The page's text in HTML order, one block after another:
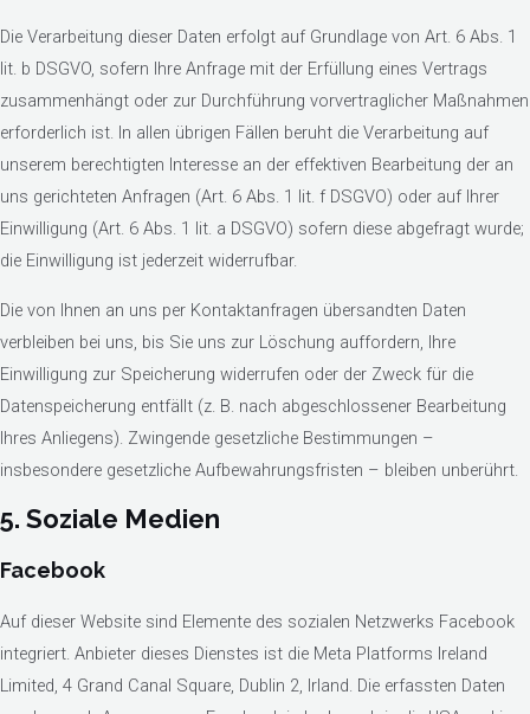
Die Verarbeitung dieser Daten erfolgt auf Grundlage von Art. 6 Abs. 1
lit. b DSGVO, sofern Ihre Anfrage mit der Erfüllung eines Vertrags
zusammenhängt oder zur Durchführung vorvertraglicher Maßnahmen
erforderlich ist. In allen übrigen Fällen beruht die Verarbeitung auf
unserem berechtigten Interesse an der effektiven Bearbeitung der an
uns gerichteten Anfragen (Art. 6 Abs. 1 lit. f DSGVO) oder auf Ihrer
Einwilligung (Art. 6 Abs. 1 lit. a DSGVO) sofern diese abgefragt wurde;
die Einwilligung ist jederzeit widerrufbar.
Die von Ihnen an uns per Kontaktanfragen übersandten Daten
verbleiben bei uns, bis Sie uns zur Löschung auffordern, Ihre
Einwilligung zur Speicherung widerrufen oder der Zweck für die
Datenspeicherung entfällt (z. B. nach abgeschlossener Bearbeitung
Ihres Anliegens). Zwingende gesetzliche Bestimmungen –
insbesondere gesetzliche Aufbewahrungsfristen – bleiben unberührt.
5. Soziale Medien
Facebook
Auf dieser Website sind Elemente des sozialen Netzwerks Facebook
integriert. Anbieter dieses Dienstes ist die Meta Platforms Ireland
Limited, 4 Grand Canal Square, Dublin 2, Irland. Die erfassten Daten